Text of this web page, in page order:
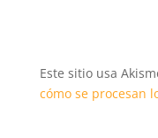
Este sitio usa
cómo se procesan